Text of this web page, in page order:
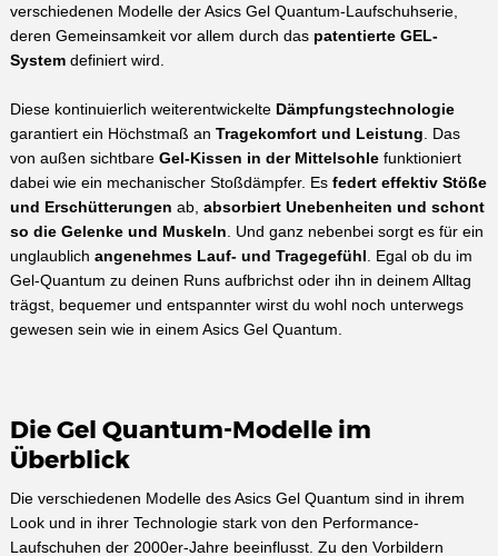
verschiedenen Modelle der Asics Gel Quantum-Laufschuhserie,
deren Gemeinsamkeit vor allem durch das patentierte GEL-
Systemdefiniert wird.
Diese kontinuierlich weiterentwickelte Dämpfungstechnologie
garantiert ein Höchstmaß an Tragekomfort und Leistung . Das
von außen sichtbare Gel-Kissen in der Mittelsohlefunktioniert
dabei wie ein mechanischer Stoßdämpfer. Es federt effektiv Stöße
und Erschütterungen ab, absorbiert Unebenheiten und schont
so die Gelenke und Muskeln . Und ganz nebenbei sorgt es für ein
unglaublich angenehmes Lauf- und Tragegefühl . Egal ob du im
Gel-Quantum zu deinen Runs aufbrichst oder ihn in deinem Alltag
trägst, bequemer und entspannter wirst du wohl noch unterwegs
gewesen sein wie in einem Asics Gel Quantum.
Die Gel Quantum-Modelle im
Überblick
Die verschiedenen Modelle des Asics Gel Quantum sind in ihrem
Look und in ihrer Technologie stark von den Performance-
Laufschuhen der 2000er-Jahre beeinflusst. Zu den Vorbildern